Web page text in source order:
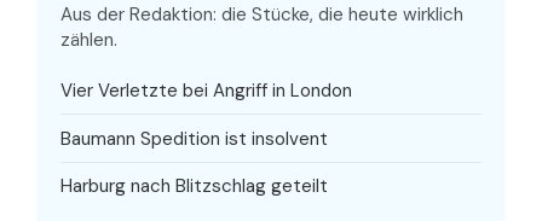
Aus der Redaktion: die Stücke, die heute wirklich
zählen.
Vier Verletzte bei Angriff in London
Baumann Spedition ist insolvent
Harburg nach Blitzschlag geteilt